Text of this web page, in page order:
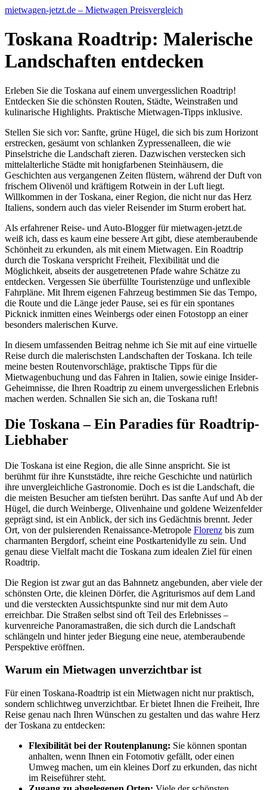
mietwagen-jetzt.de – Mietwagen Preisvergleich
Toskana Roadtrip: Malerische
Landschaften entdecken
Erleben Sie die Toskana auf einem unvergesslichen Roadtrip!
Entdecken Sie die schönsten Routen, Städte, Weinstraßen und
kulinarische Highlights. Praktische Mietwagen-Tipps inklusive.
Stellen Sie sich vor: Sanfte, grüne Hügel, die sich bis zum Horizont
erstrecken, gesäumt von schlanken Zypressenalleen, die wie
Pinselstriche die Landschaft zieren. Dazwischen verstecken sich
mittelalterliche Städte mit honigfarbenen Steinhäusern, die
Geschichten aus vergangenen Zeiten flüstern, während der Duft von
frischem Olivenöl und kräftigem Rotwein in der Luft liegt.
Willkommen in der Toskana, einer Region, die nicht nur das Herz
Italiens, sondern auch das vieler Reisender im Sturm erobert hat.
Als erfahrener Reise- und Auto-Blogger für mietwagen-jetzt.de
weiß ich, dass es kaum eine bessere Art gibt, diese atemberaubende
Schönheit zu erkunden, als mit einem Mietwagen. Ein Roadtrip
durch die Toskana verspricht Freiheit, Flexibilität und die
Möglichkeit, abseits der ausgetretenen Pfade wahre Schätze zu
entdecken. Vergessen Sie überfüllte Touristenzüge und unflexible
Fahrpläne. Mit Ihrem eigenen Fahrzeug bestimmen Sie das Tempo,
die Route und die Länge jeder Pause, sei es für ein spontanes
Picknick inmitten eines Weinbergs oder einen Fotostopp an einer
besonders malerischen Kurve.
In diesem umfassenden Beitrag nehme ich Sie mit auf eine virtuelle
Reise durch die malerischsten Landschaften der Toskana. Ich teile
meine besten Routenvorschläge, praktische Tipps für die
Mietwagenbuchung und das Fahren in Italien, sowie einige Insider-
Geheimnisse, die Ihren Roadtrip zu einem unvergesslichen Erlebnis
machen werden. Schnallen Sie sich an, die Toskana ruft!
Die Toskana – Ein Paradies für Roadtrip-
Liebhaber
Die Toskana ist eine Region, die alle Sinne anspricht. Sie ist
berühmt für ihre Kunststädte, ihre reiche Geschichte und natürlich
ihre unvergleichliche Gastronomie. Doch es ist die Landschaft, die
die meisten Besucher am tiefsten berührt. Das sanfte Auf und Ab der
Hügel, die durch Weinberge, Olivenhaine und goldene Weizenfelder
geprägt sind, ist ein Anblick, der sich ins Gedächtnis brennt. Jeder
Ort, von der pulsierenden Renaissance-Metropole Florenz bis zum
charmanten Bergdorf, scheint eine Postkartenidylle zu sein. Und
genau diese Vielfalt macht die Toskana zum idealen Ziel für einen
Roadtrip.
Die Region ist zwar gut an das Bahnnetz angebunden, aber viele der
schönsten Orte, die kleinen Dörfer, die Agriturismos auf dem Land
und die versteckten Aussichtspunkte sind nur mit dem Auto
erreichbar. Die Straßen selbst sind oft Teil des Erlebnisses –
kurvenreiche Panoramastraßen, die sich durch die Landschaft
schlängeln und hinter jeder Biegung eine neue, atemberaubende
Perspektive eröffnen.
Warum ein Mietwagen unverzichtbar ist
Für einen Toskana-Roadtrip ist ein Mietwagen nicht nur praktisch,
sondern schlichtweg unverzichtbar. Er bietet Ihnen die Freiheit, Ihre
Reise genau nach Ihren Wünschen zu gestalten und das wahre Herz
der Toskana zu entdecken:
Flexibilität bei der Routenplanung: Sie können spontan
anhalten, wenn Ihnen ein Fotomotiv gefällt, oder einen
Umweg machen, um ein kleines Dorf zu erkunden, das nicht
im Reiseführer steht.